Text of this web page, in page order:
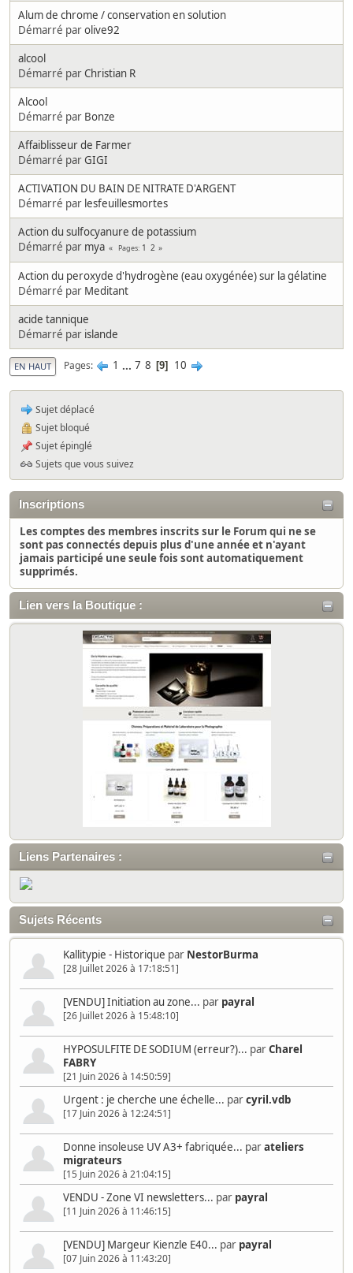
Inscriptions
Les comptes des membres inscrits sur le Forum qui ne se
sont pas connectés depuis plus d'une année et n'ayant
jamais participé une seule fois sont automatiquement
supprimés.
Lien vers la Boutique :
Liens Partenaires :
Sujets Récents
Kallitypie - Historique par NestorBurma
[28 Juillet 2026 à 17:18:51]
[VENDU] Initiation au zone... par payral
[26 Juillet 2026 à 15:48:10]
HYPOSULFITE DE SODIUM (erreur?)... parCharel
FABRY
[21 Juin 2026 à 14:50:59]
Urgent : je cherche une échelle... parcyril.vdb
[17 Juin 2026 à 12:24:51]
Donne insoleuse UV A3+ fabriquée... parateliers
migrateurs
[15 Juin 2026 à 21:04:15]
VENDU - Zone VI newsletters... par payral
[11 Juin 2026 à 11:46:15]
[VENDU] Margeur Kienzle E40... par payral
[07 Juin 2026 à 11:43:20]
Alum de chrome / conservation en solution
Démarré parolive92
alcool
Démarré parChristian R
Alcool
Démarré par Bonze
Affaiblisseur de Farmer
Démarré parGIGI
ACTIVATION DU BAIN DE NITRATE D'ARGENT
Démarré par lesfeuillesmortes
Action du sulfocyanure de potassium
Démarré par mya Pages 1 2
Action du peroxyde d'hydrogène (eau oxygénée) sur la gélatine
Démarré par Meditant
acide tannique
Démarré par islande
EN HAUT Pages 1 ... 7 8 9 10
Sujet déplacé
Sujet bloqué
Sujet épinglé
Sujets que vous suivez